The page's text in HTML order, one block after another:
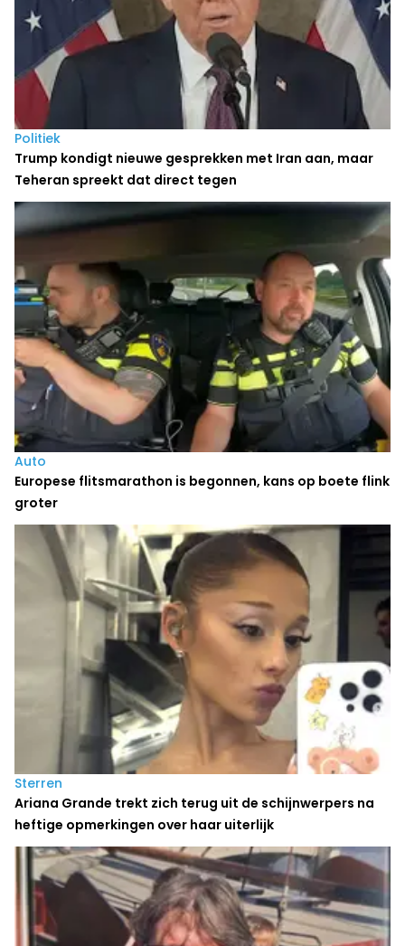
Politiek
Trump kondigt nieuwe gesprekken met Iran aan, maar
Teheran spreekt dat direct tegen
Auto
Europese flitsmarathon is begonnen, kans op boete flink
groter
Sterren
Ariana Grande trekt zich terug uit de schijnwerpers na
heftige opmerkingen over haar uiterlijk